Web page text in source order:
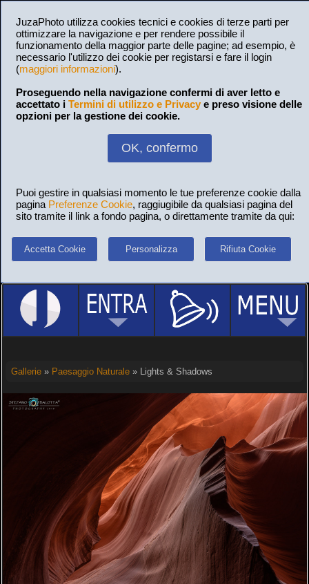
JuzaPhoto utilizza cookies tecnici e cookies di terze parti per
ottimizzare la navigazione e per rendere possibile il
funzionamento della maggior parte delle pagine; ad esempio, è
necessario l'utilizzo dei cookie per registarsi e fare il login
(maggiori informazioni).
Proseguendo nella navigazione confermi di aver letto e
accettato i Termini di utilizzo e Privacy e preso visione delle
opzioni per la gestione dei cookie.
OK, confermo
Puoi gestire in qualsiasi momento le tue preferenze cookie dalla
pagina Preferenze Cookie, raggiugibile da qualsiasi pagina del
sito tramite il link a fondo pagina, o direttamente tramite da qui:
Accetta Cookie Personalizza Rifiuta Cookie
Gallerie» Paesaggio Naturale» Lights & Shadows